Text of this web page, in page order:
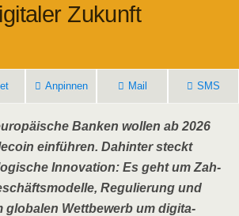
Zukunft
Anpin­nen Mail SMS
Ban­ken wol­len ab 2026
ein­füh­ren. Dahin­ter steckt
Inno­va­ti­on: Es geht um Zah­
Regu­lie­rung und
glo­ba­len Wett­be­werb um digi­ta­